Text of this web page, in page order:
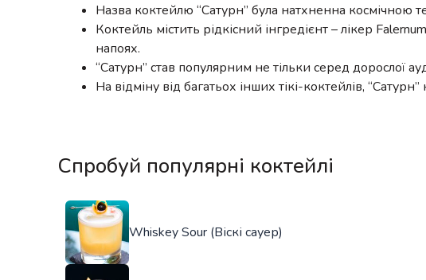
Назва коктейлю “Сатурн” була натхненна космічною
Коктейль містить рідкісний інгредієнт – лікер
напоях.
“Сатурн” став популярним не тільки серед дорослої
На відміну від багатьох інших тікі-коктейлів,
Спробуй популярні коктейлі
Whiskey Sour (Віскі сауер)